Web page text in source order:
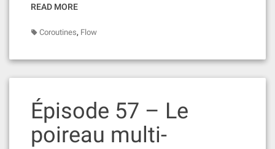
READ MORE
Coroutines, Flow
Épisode 57 – Le
poireau multi-